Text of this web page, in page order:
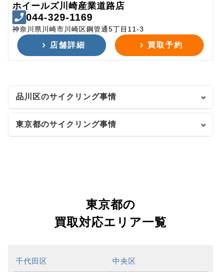
ホイールズ川崎産業道路店
044-329-1169
神奈川県川崎市川崎区鋼管通5丁目11-3
店舗詳細 買取予約
品川区のサイクリング事情
東京都のサイクリング事情
東京都の
買取対応エリア一覧
千代田区 中央区